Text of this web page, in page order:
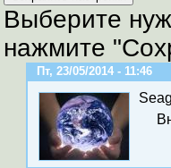
Выберите
нажмите
Пт, 23/05/2014 - 11:46